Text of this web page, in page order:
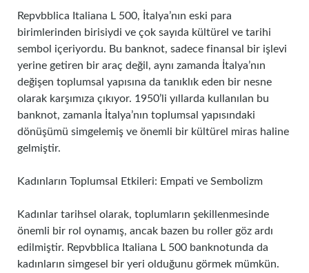
Repvbblica Italiana L 500, İtalya’nın eski para
birimlerinden birisiydi ve çok sayıda kültürel ve tarihi
sembol içeriyordu. Bu banknot, sadece finansal bir işlevi
yerine getiren bir araç değil, aynı zamanda İtalya’nın
değişen toplumsal yapısına da tanıklık eden bir nesne
olarak karşımıza çıkıyor. 1950’li yıllarda kullanılan bu
banknot, zamanla İtalya’nın toplumsal yapısındaki
dönüşümü simgelemiş ve önemli bir kültürel miras haline
gelmiştir.
Kadınların Toplumsal Etkileri: Empati ve Sembolizm
Kadınlar tarihsel olarak, toplumların şekillenmesinde
önemli bir rol oynamış, ancak bazen bu roller göz ardı
edilmiştir. Repvbblica Italiana L 500 banknotunda da
kadınların simgesel bir yeri olduğunu görmek mümkün.